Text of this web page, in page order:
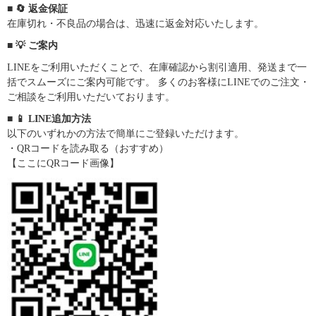
■ 🔄 返金保証
在庫切れ・不良品の場合は、迅速に返金対応いたします。
■ 💡 ご案内
LINEをご利用いただくことで、在庫確認から割引適用、発送まで一
括でスムーズにご案内可能です。 多くのお客様にLINEでのご注文・
ご相談をご利用いただいております。
■ 📱 LINE追加方法
以下のいずれかの方法で簡単にご登録いただけます。
・QRコードを読み取る（おすすめ）
【ここにQRコード画像】